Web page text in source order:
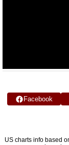
Facebook
US charts info based